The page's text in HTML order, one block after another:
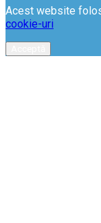
Acest website
cookie-uri